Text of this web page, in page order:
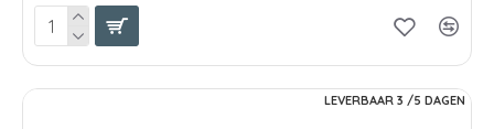
LEVERBAAR 3 /5 DAGEN